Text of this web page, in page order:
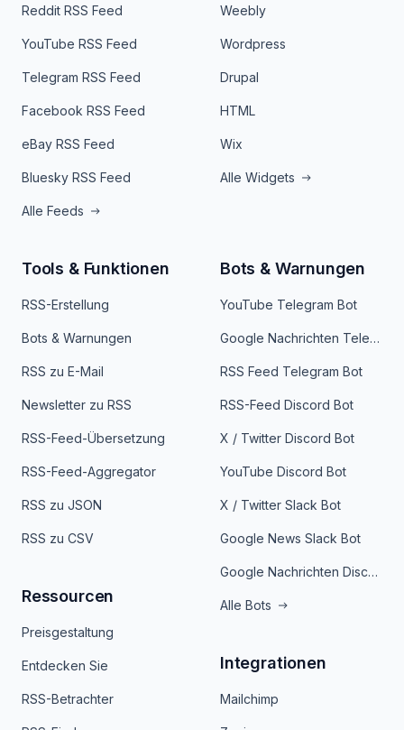
Reddit RSS Feed
YouTube RSS Feed
Telegram RSS Feed
Facebook RSS Feed
eBay RSS Feed
Bluesky RSS Feed
Alle Feeds
Weebly
Wordpress
Drupal
HTML
Wix
Alle Widgets
Tools & Funktionen
RSS-Erstellung
Bots & Warnungen
RSS zu E-Mail
Newsletter zu RSS
RSS-Feed-Übersetzung
RSS-Feed-Aggregator
RSS zu JSON
RSS zu CSV
Ressourcen
Preisgestaltung
Entdecken Sie
RSS-Betrachter
Bots & Warnungen
YouTube Telegram Bot
Google Nachrichten Telegram Bot
RSS Feed Telegram Bot
RSS-Feed Discord Bot
X / Twitter Discord Bot
YouTube Discord Bot
X / Twitter Slack Bot
Google News Slack Bot
Google Nachrichten Discord Bot
Alle Bots
Integrationen
Mailchimp